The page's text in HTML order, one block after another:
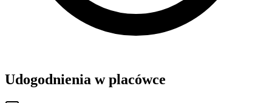
Udogodnienia w placówce